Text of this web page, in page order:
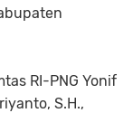
RI-PNG Yonif
S.H.,